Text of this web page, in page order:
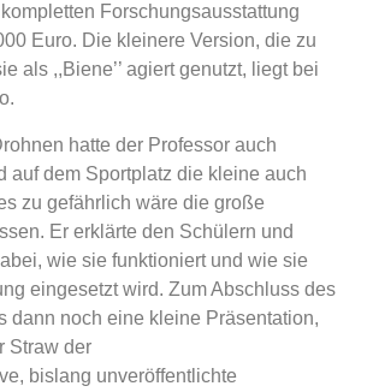
Forschungsausstattung
Euro. Die kleinere Version, die zu
als ,,Biene’’ agiert genutzt, liegt bei
hatte der Professor auch
auf dem Sportplatz die kleine auch
zu gefährlich wäre die große
Er erklärte den Schülern und
wie sie funktioniert und wie sie
eingesetzt wird. Zum Abschluss des
dann noch eine kleine Präsentation,
Straw der
bislang unveröffentlichte